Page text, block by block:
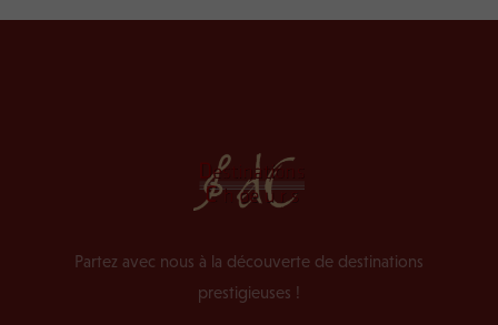
Partez avec nous à la découverte de destinations
prestigieuses !